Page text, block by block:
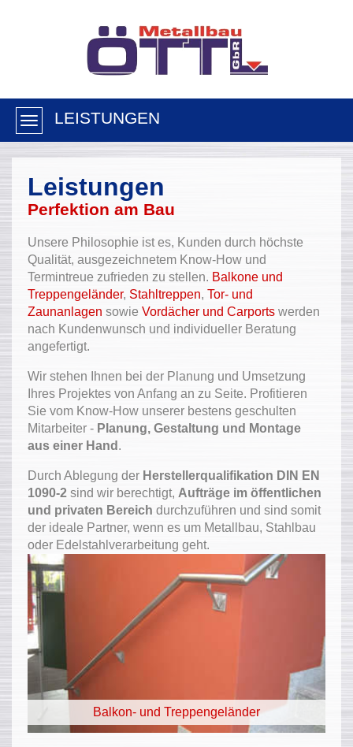
LEISTUNGEN
Leistungen
Perfektion am Bau
Unsere Philosophie ist es, Kunden durch höchste
Qualität, ausgezeichnetem Know-How und
Termintreue zufrieden zu stellen. Balkone und
Treppengeländer, Stahltreppen, Tor- und
Zaunanlagen sowie Vordächer und Carports werden
nach Kundenwunsch und individueller Beratung
angefertigt.
Wir stehen Ihnen bei der Planung und Umsetzung
Ihres Projektes von Anfang an zu Seite. Profitieren
Sie vom Know-How unserer bestens geschulten
Mitarbeiter - Planung, Gestaltung und Montage
aus einer Hand .
Durch Ablegung der Herstellerqualifikation DIN EN
1090-2 sind wir berechtigt, Aufträge im öffentlichen
und privaten Bereich durchzuführen und sind somit
der ideale Partner, wenn es um Metallbau, Stahlbau
oder Edelstahlverarbeitung geht.
Balkon- und Treppengeländer